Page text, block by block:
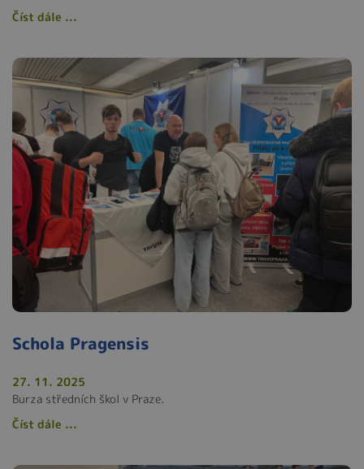
Číst dále ...
Schola Pragensis
27. 11. 2025
Burza středních škol v Praze.
Číst dále ...